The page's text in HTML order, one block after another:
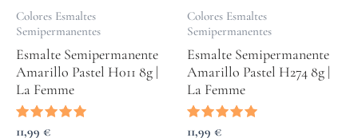
Colores Esmaltes
Semipermanentes
Esmalte Semipermanente
Amarillo Pastel H011 8g |
La Femme
Valorado
11,99 €
Colores Esmaltes
Semipermanentes
Esmalte Semipermanente
Amarillo Pastel H274 8g |
La Femme
Valorado
11,99 €